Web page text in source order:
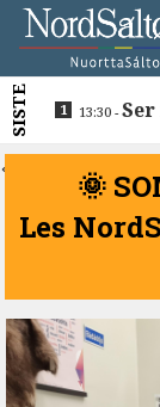
SISTE 13:30 -
<
🌞
Les